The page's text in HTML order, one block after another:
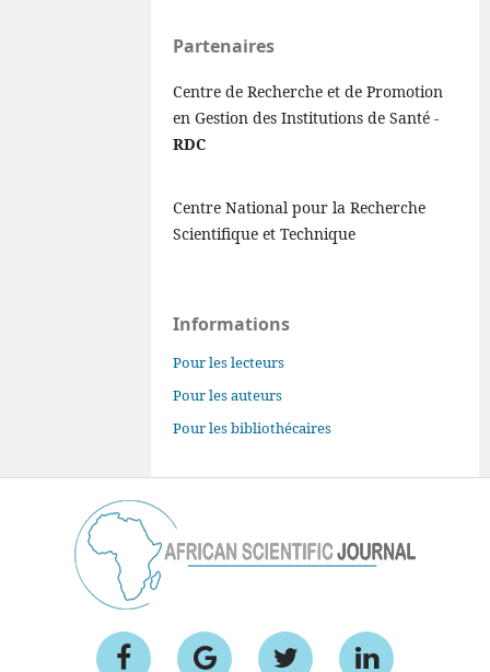
Partenaires
Centre de Recherche et de Promotion
en Gestion des Institutions de Santé -
RDC
Centre National pour la Recherche
Scientifique et Technique
Informations
Pour les lecteurs
Pour les auteurs
Pour les bibliothécaires